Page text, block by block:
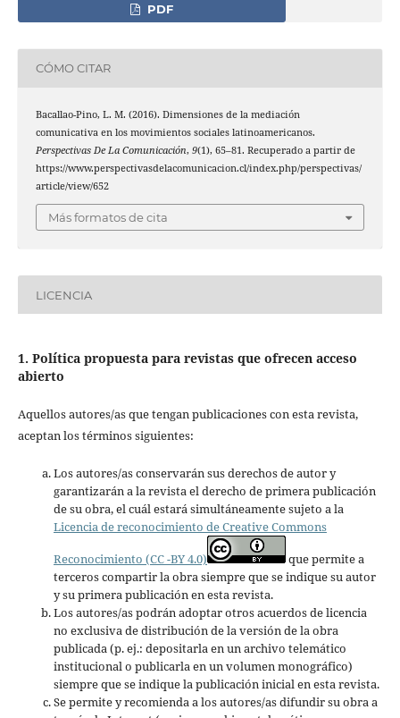
PDF
CÓMO CITAR
Bacallao-Pino, L. M. (2016). Dimensiones de la mediación
comunicativa en los movimientos sociales latinoamericanos.
Perspectivas De La Comunicación, 9(1), 65–81. Recuperado a partir de
https://www.perspectivasdelacomunicacion.cl/index.php/perspectivas/
article/view/652
Más formatos de cita
LICENCIA
1. Política propuesta para revistas que ofrecen acceso
abierto
Aquellos autores/as que tengan publicaciones con esta revista,
aceptan los términos siguientes:
Los autores/as conservarán sus derechos de autor y
garantizarán a la revista el derecho de primera publicación
de su obra, el cuál estará simultáneamente sujeto a la
Licencia de reconocimiento de Creative Commons
Reconocimiento (CC -BY 4.0)
que permite a
terceros compartir la obra siempre que se indique su autor
y su primera publicación en esta revista.
Los autores/as podrán adoptar otros acuerdos de licencia
no exclusiva de distribución de la versión de la obra
publicada (p. ej.: depositarla en un archivo telemático
institucional o publicarla en un volumen monográfico)
siempre que se indique la publicación inicial en esta revista.
Se permite y recomienda a los autores/as difundir su obra a